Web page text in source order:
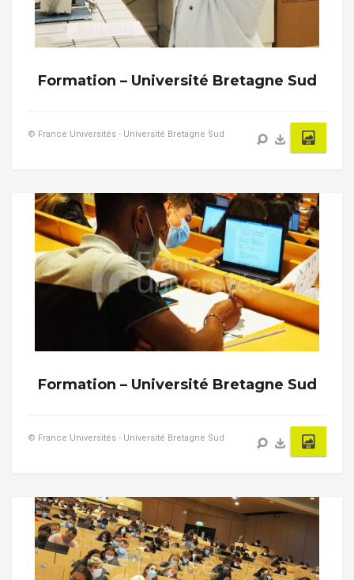
Formation – Université Bretagne Sud
© France Universités - Université Bretagne Sud
Formation – Université Bretagne Sud
© France Universités - Université Bretagne Sud